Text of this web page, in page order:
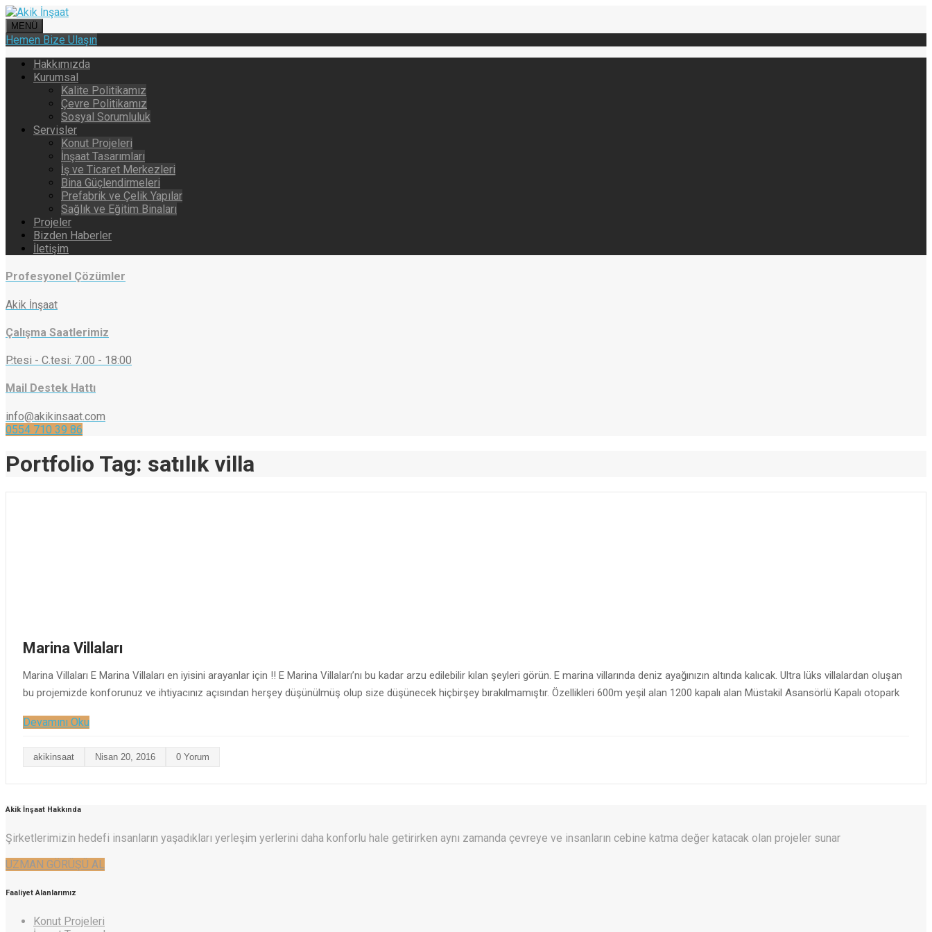
MENÜ
Hemen Bize Ulaşın
Hakkımızda
Kurumsal
Kalite Politikamız
Çevre Politikamız
Sosyal Sorumluluk
Servisler
Konut Projeleri
İnşaat Tasarımları
İş ve Ticaret Merkezleri
Bina Güçlendirmeleri
Prefabrik ve Çelik Yapılar
Sağlık ve Eğitim Binaları
Projeler
Bizden Haberler
İletişim
Profesyonel Çözümler
Akik İnşaat
Çalışma Saatlerimiz
P.tesi - C.tesi: 7.00 - 18:00
Mail Destek Hattı
info@akikinsaat.com
0554 710 39 86
Portfolio Tag: satılık villa
Marina Villaları
Marina Villaları E Marina Villaları en iyisini arayanlar için !! E Marina Villaları’nı bu kadar arzu edilebilir kılan şeyleri görün. E marina villarında deniz ayağınızın altında kalıcak. Ultra lüks villalardan oluşan
bu projemizde konforunuz ve ihtiyacınız açısından herşey düşünülmüş olup size düşünecek hiçbirşey bırakılmamıştır. Özellikleri 600m yeşil alan 1200 kapalı alan Müstakil Asansörlü Kapalı otopark
Devamını Oku
akikinsaat Nisan 20, 2016 0 Yorum
Akik İnşaat Hakkında
Şirketlerimizin hedefi insanların yaşadıkları yerleşim yerlerini daha konforlu hale getirirken aynı zamanda çevreye ve insanların cebine katma değer katacak olan projeler sunar
UZMAN GÖRÜŞÜ AL
Faaliyet Alanlarımız
Konut Projeleri